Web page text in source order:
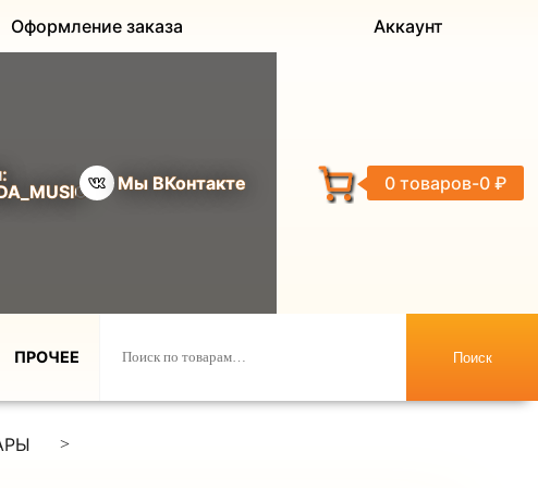
Оформление заказа Аккаунт
Мы ВКонтакте 0 товаров 0 ₽
ПРОЧЕЕ Поиск
>